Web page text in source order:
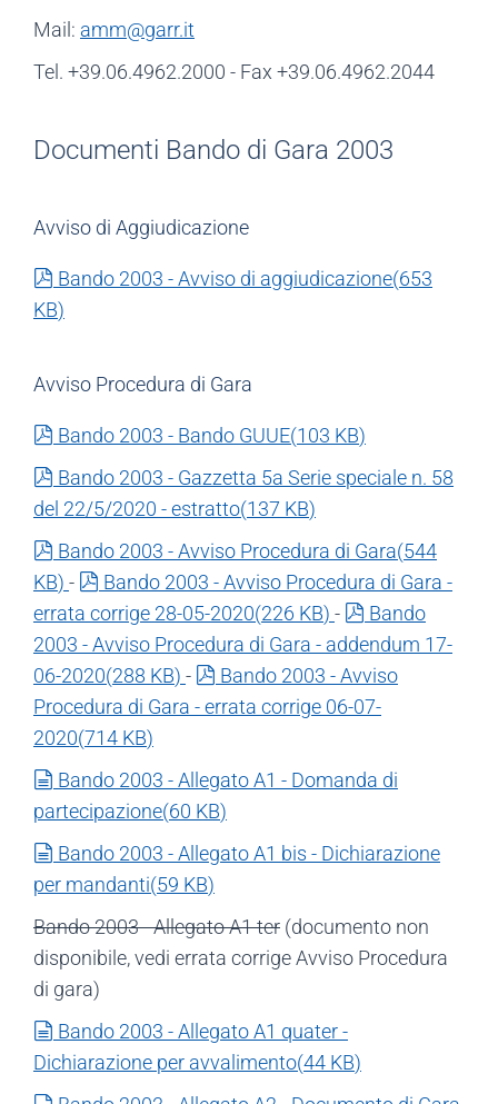
Mail: amm@garr.it
Tel. +39.06.4962.2000 - Fax +39.06.4962.2044
Documenti Bando di Gara 2003
Avviso di Aggiudicazione
pdf
Bando 2003 - Avviso di aggiudicazione(653
KB)
Avviso Procedura di Gara
pdf
Bando 2003 - Bando GUUE(103 KB)
pdf
Bando 2003 - Gazzetta 5a Serie speciale n. 58
del 22/5/2020 - estratto(137 KB)
pdf
Bando 2003 - Avviso Procedura di Gara(544
KB) - pdf
Bando 2003 - Avviso Procedura di Gara -
errata corrige 28-05-2020(226 KB) - pdf
Bando
2003 - Avviso Procedura di Gara - addendum 17-
06-2020(288 KB) - pdf
Bando 2003 - Avviso
Procedura di Gara - errata corrige 06-07-
2020(714 KB)
document
Bando 2003 - Allegato A1 - Domanda di
partecipazione(60 KB)
document
Bando 2003 - Allegato A1 bis - Dichiarazione
per mandanti(59 KB)
Bando 2003 - Allegato A1 ter (documento non
disponibile, vedi errata corrige Avviso Procedura
di gara)
document
Bando 2003 - Allegato A1 quater -
Dichiarazione per avvalimento(44 KB)